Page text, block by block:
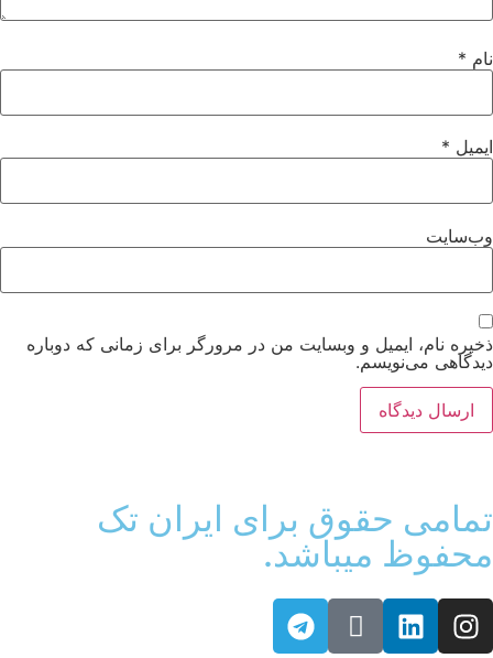
*
*
نام، ایمیل و وبسایت من در مرورگر برای زمانی که دوباره
می‌نویسم.
حقوق برای ایران تک
میباشد.